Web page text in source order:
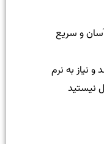
و سریع
نیاز به نرم
نیستید